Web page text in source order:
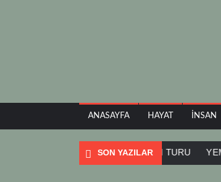
ANASAYFA HAYAT İNSAN
SON YAZILAR
BALKAN TURU YEMEN